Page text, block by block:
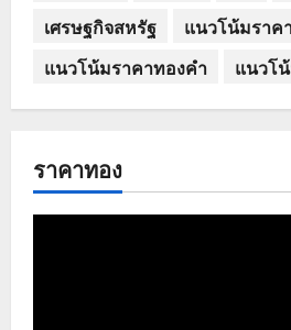
เศรษฐกิจสหรัฐ
แนวโน้มราค
แนวโน้มราคาทองคำ
แนวโ
ราคาทอง